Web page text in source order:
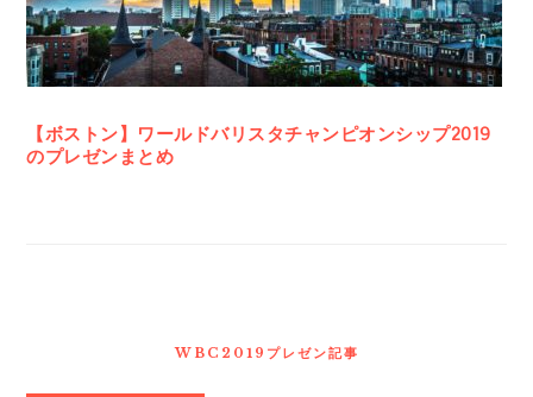
【ボストン】ワールドバリスタチャンピオンシップ2019
のプレゼンまとめ
WBC2019プレゼン記事